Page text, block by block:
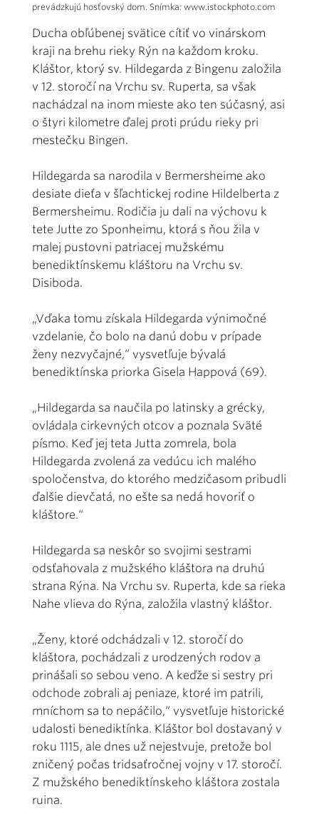
prevádzkujú hosťovský dom. Snímka: www.istockphoto.com
Ducha obľúbenej svätice cítiť vo vinárskom
kraji na brehu rieky Rýn na každom kroku.
Kláštor, ktorý sv. Hildegarda z Bingenu založila
v 12. storočí na Vrchu sv. Ruperta, sa však
nachádzal na inom mieste ako ten súčasný, asi
o štyri kilometre ďalej proti prúdu rieky pri
mestečku Bingen.
Hildegarda sa narodila v Bermersheime ako
desiate dieťa v šľachtickej rodine Hildelberta z
Bermersheimu. Rodičia ju dali na výchovu k
tete Jutte zo Sponheimu, ktorá s ňou žila v
malej pustovni patriacej mužskému
benediktínskemu kláštoru na Vrchu sv.
Disiboda.
„Vďaka tomu získala Hildegarda výnimočné
vzdelanie, čo bolo na danú dobu v prípade
ženy nezvyčajné,“ vysvetľuje bývalá
benediktínska priorka Gisela Happová (69).
„Hildegarda sa naučila po latinsky a grécky,
ovládala cirkevných otcov a poznala Sväté
písmo. Keď jej teta Jutta zomrela, bola
Hildegarda zvolená za vedúcu ich malého
spoločenstva, do ktorého medzičasom pribudli
ďalšie dievčatá, no ešte sa nedá hovoriť o
kláštore.“
Hildegarda sa neskôr so svojimi sestrami
odsťahovala z mužského kláštora na druhú
strana Rýna. Na Vrchu sv. Ruperta, kde sa rieka
Nahe vlieva do Rýna, založila vlastný kláštor.
„Ženy, ktoré odchádzali v 12. storočí do
kláštora, pochádzali z urodzených rodov a
prinášali so sebou veno. A keďže si sestry pri
odchode zobrali aj peniaze, ktoré im patrili,
mníchom sa to nepáčilo,“ vysvetľuje historické
udalosti benediktínka. Kláštor bol dostavaný v
roku 1115, ale dnes už nejestvuje, pretože bol
zničený počas tridsaťročnej vojny v 17. storočí.
Z mužského benediktínskeho kláštora zostala
ruina.